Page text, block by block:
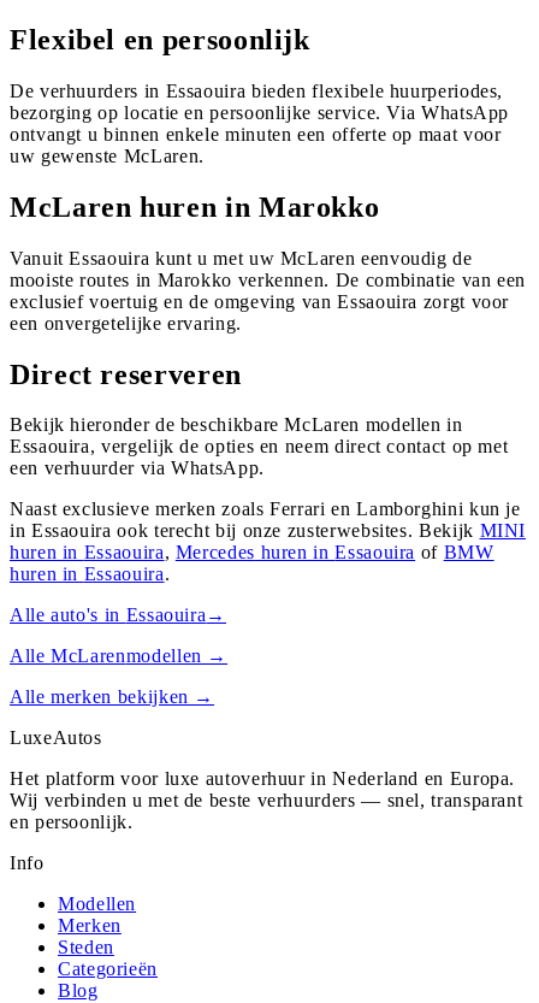
Flexibel en persoonlijk
De verhuurders in Essaouira bieden flexibele huurperiodes,
bezorging op locatie en persoonlijke service. Via WhatsApp
ontvangt u binnen enkele minuten een offerte op maat voor
uw gewenste McLaren.
McLaren huren in Marokko
Vanuit Essaouira kunt u met uw McLaren eenvoudig de
mooiste routes in Marokko verkennen. De combinatie van een
exclusief voertuig en de omgeving van Essaouira zorgt voor
een onvergetelijke ervaring.
Direct reserveren
Bekijk hieronder de beschikbare McLaren modellen in
Essaouira, vergelijk de opties en neem direct contact op met
een verhuurder via WhatsApp.
Naast exclusieve merken zoals Ferrari en Lamborghini kun je
in Essaouira ook terecht bij onze zusterwebsites. Bekijk MINI
huren in Essaouira, Mercedes huren inEssaouira of BMW
huren in Essaouira.
Alle auto's in Essaouira→
AlleMcLarenmodellen →
Alle merken bekijken →
LuxeAutos
Het platform voor luxe autoverhuur in Nederland en Europa.
Wij verbinden u met de beste verhuurders — snel, transparant
en persoonlijk.
Info
Modellen
Merken
Steden
Categorieën
Blog